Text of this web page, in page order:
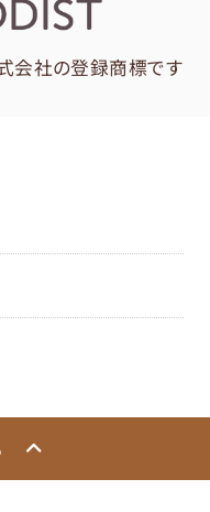
式会社の登録商標です